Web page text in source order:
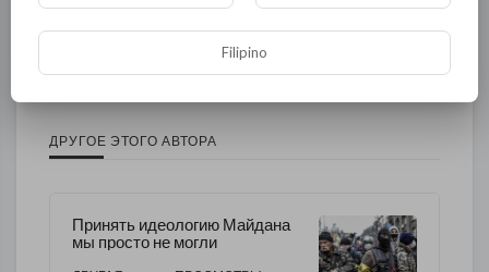
Другая
ДРУГОЕ ЭТОГО АВТОРА
Принять идеологию Майдана
мы просто не могли
Filipino